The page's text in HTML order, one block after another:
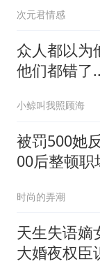
次元君情感
众人都以为
他们都错了
小鲸叫我照顾海
被罚500她
00后整顿职
时尚的弄潮
天生失语嫡
大婚夜权臣